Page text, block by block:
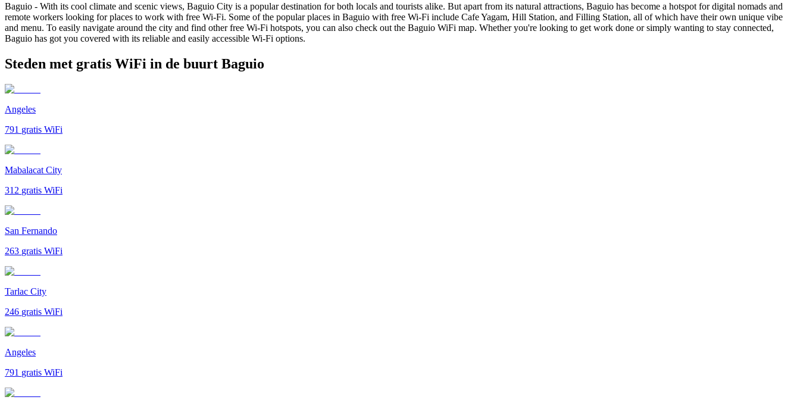
Baguio - With its cool climate and scenic views, Baguio City is a popular destination for both locals and tourists alike. But apart from its natural attractions, Baguio has become a hotspot for digital nomads and
remote workers looking for places to work with free Wi-Fi. Some of the popular places in Baguio with free Wi-Fi include Cafe Yagam, Hill Station, and Filling Station, all of which have their own unique vibe
and menu. To easily navigate around the city and find other free Wi-Fi hotspots, you can also check out the Baguio WiFi map. Whether you're looking to get work done or simply wanting to stay connected,
Baguio has got you covered with its reliable and easily accessible Wi-Fi options.
Steden met gratis WiFi in de buurt Baguio
Angeles
791 gratis WiFi
Mabalacat City
312 gratis WiFi
San Fernando
263 gratis WiFi
Tarlac City
246 gratis WiFi
Angeles
791 gratis WiFi